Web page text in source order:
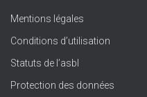
Mentions légales
Conditions d’utilisation
Statuts de l’asbl
Protection des données